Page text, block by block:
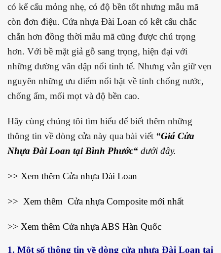
có kế cấu mỏng nhẹ, có độ bền tốt nhưng mẫu mã
còn đơn điệu. Cửa nhựa Đài Loan có kết cấu chắc
chắn hơn đồng thời mẫu mã cũng được chú trọng
hơn. Với bề mặt giả gỗ sang trọng, hiện đại với
những đường vân dập nổi tinh tế. Nhưng vẫn giữ vẹn
nguyên những ưu điểm nổi bật về tính chống nước,
chống ẩm, mối mọt và độ bền cao.
Hãy cùng chúng tôi tìm hiểu để biết thêm những
thông tin về dòng cửa này qua bài viết “Giá Cửa
Nhựa Đài Loan tại Bình Phước“ dưới đây.
>> Xem thêm Cửa nhựa Đài Loan
>> Xem thêm Cửa nhựa Composite mới nhất
>> Xem thêm Cửa nhựa ABS Hàn Quốc
1. Một số thông tin về dòng cửa nhựa Đài Loan tại